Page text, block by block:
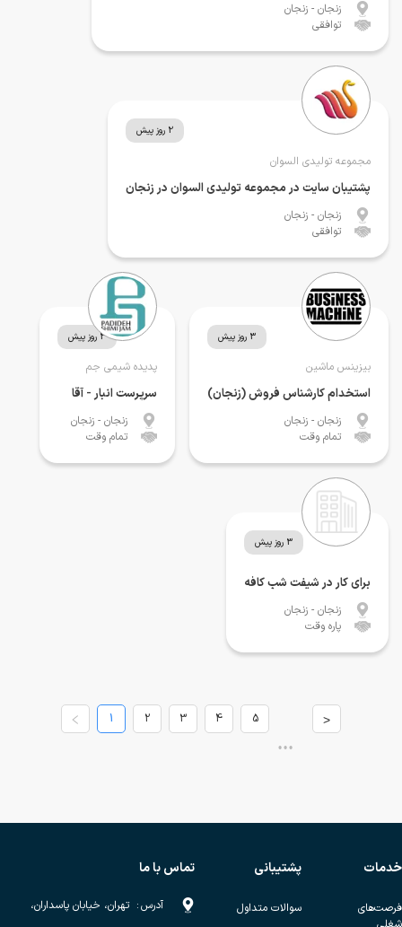
زنجان - زنجان
توافقی
2 روز پیش
مجموعه تولیدی السوان
پشتیبان سایت در مجموعه تولیدی السوان در زنجان
زنجان - زنجان
توافقی
3 روز پیش
بیزینس ماشین
استخدام کارشناس فروش (زنجان)
زنجان - زنجان
تمام وقت
3 روز پیش
پدیده شیمی جم
سرپرست انبار - آقا
زنجان - زنجان
تمام وقت
3 روز پیش
برای کار در شیفت شب کافه
زنجان - زنجان
پاره وقت
1 2 3 4 5
•••
>
خدمات
فرصت‌های
پشتیبانی
سوالات متداول
تماس با ما
آدرس: تهران، خیابان پاسداران،